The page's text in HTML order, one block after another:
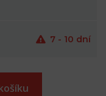
7 - 10 dní